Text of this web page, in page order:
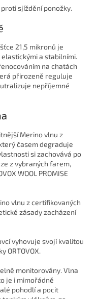
proti sjíždění ponožky.
21,5 mikronů je
a stabilními.
na chatách
přirozeně reguluje
nepříjemné
Merino vlnu z
časem degraduje
si zachovává po
z vybraných farem,
WOOL PROMISE
vlnu z certifikovaných
zásady zacházení
vyhovuje svojí kvalitou
ORTOVOX.
monitorovány. Vlna
je i mimořádně
pohodlí a pocit